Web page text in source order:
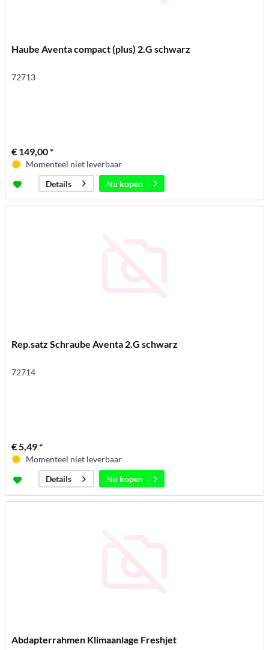
Haube Aventa compact (plus) 2.G schwarz
72713
€ 149,00 *
Momenteel niet leverbaar
Details
Nu kopen
Rep.satz Schraube Aventa 2.G schwarz
72714
€ 5,49 *
Momenteel niet leverbaar
Details
Nu kopen
Abdapterrahmen Klimaanlage Freshjet